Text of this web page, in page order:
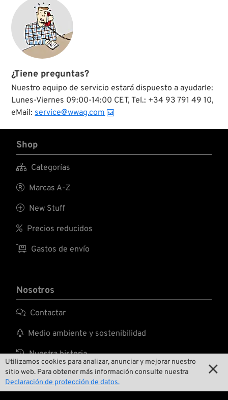
Utilizamos cookies para analizar, anunciar y mejorar nuestro
sitio web. Para obtener más información consulte nuestra
Declaración de protección de datos.

¿Tiene preguntas?
Nuestro equipo de servicio estará dispuesto a ayudarle:
Lunes-Viernes 09:00-14:00 CET, Tel.: +34 93 791 49 10,
eMail: service@wwag.com
Shop
 Categorías
 Marcas A-Z
 New Stuff
 Precios reducidos
 Gastos de envío
Nosotros
 Contactar
 Medio ambiente y sostenibilidad
 Nuestra historia
 Wrecking Crew